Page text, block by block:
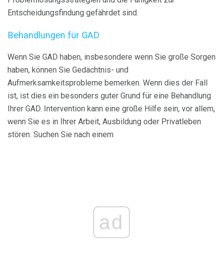
Entscheidungsfindung gefährdet sind.
Behandlungen für GAD
Wenn Sie GAD haben, insbesondere wenn Sie große Sorgen
haben, können Sie Gedächtnis- und
Aufmerksamkeitsprobleme bemerken. Wenn dies der Fall
ist, ist dies ein besonders guter Grund für eine Behandlung
Ihrer GAD. Intervention kann eine große Hilfe sein, vor allem,
wenn Sie es in Ihrer Arbeit, Ausbildung oder Privatleben
stören. Suchen Sie nach einem
ad